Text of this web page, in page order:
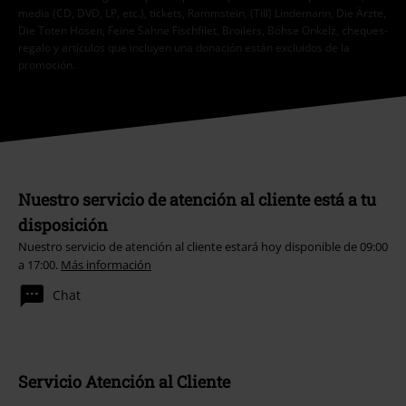
media (CD, DVD, LP, etc.), tickets, Rammstein, (Till) Lindemann, Die Ärzte,
Die Toten Hosen, Feine Sahne Fischfilet, Broilers, Böhse Onkelz, cheques-
regalo y artículos que incluyen una donación están excluidos de la
promoción.
Nuestro servicio de atención al cliente está a tu
disposición
Nuestro servicio de atención al cliente estará hoy disponible de 09:00
a 17:00. Más información
Chat
Servicio Atención al Cliente